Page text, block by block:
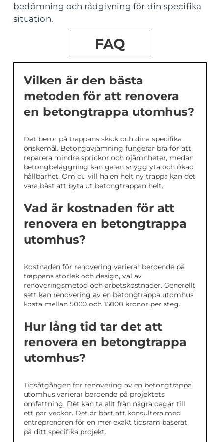
bedömning och rådgivning för din specifika
situation.
FAQ
Vilken är den bästa
metoden för att renovera
en betongtrappa utomhus?
Det beror på trappans skick och dina specifika
önskemål. Betongavjämning fungerar bra för att
reparera mindre sprickor och ojämnheter, medan
betongbeläggning kan ge en snygg yta och ökad
hållbarhet. Om du vill ha en helt ny trappa kan det
vara bäst att byta ut betongtrappan helt.
Vad är kostnaden för att
renovera en betongtrappa
utomhus?
Kostnaden för renovering varierar beroende på
trappans storlek och design, val av
renoveringsmetod och arbetskostnader. Generellt
sett kan renovering av en betongtrappa utomhus
kosta mellan 5000 och 15000 kronor per steg.
Hur lång tid tar det att
renovera en betongtrappa
utomhus?
Tidsåtgången för renovering av en betongtrappa
utomhus varierar beroende på projektets
omfattning. Det kan ta allt från några dagar till
ett par veckor. Det är bäst att konsultera med
entreprenören för en mer exakt tidsram baserat
på ditt specifika projekt.